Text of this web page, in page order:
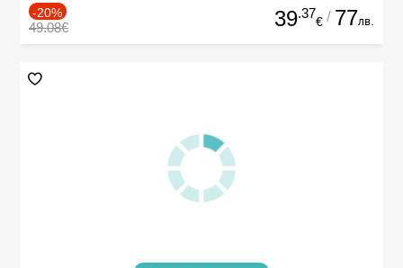
-20%
49.08€ 39.37
€ / 77лв.